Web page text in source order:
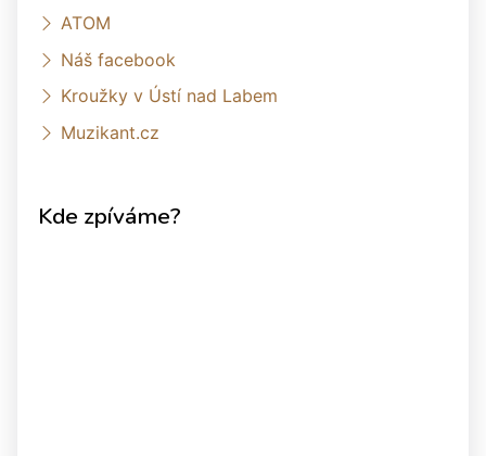
ATOM
Náš facebook
Kroužky v Ústí nad Labem
Muzikant.cz
Kde zpíváme?